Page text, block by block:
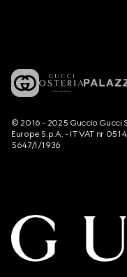
© 2016 - 2025 Guccio Gucci
Europe S.p.A. - IT VAT nr
5647/I/1936